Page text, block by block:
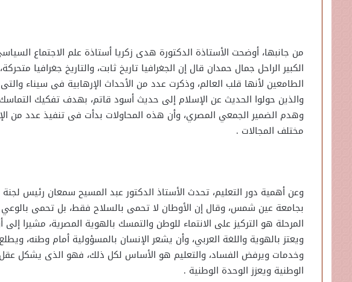
من جانبها، أوضحت الأستاذة الدكتورة هدى زكريا أستاذة علم الاجتماع
الكبير الراحل جمال حمدان قال إن الجغرافيا تاريخ ثابت، والتاريخ جغرافيا
الطامعين لأنها قلب العالم، وذكرت عدد من الأحداث الإرهابية فى
والذين حولوا الحديث عن الإسلام إلى حديث أسود قاتم، بهدف تفكيك
وهدم الضمير الجمعي المصري، وأن هذه المحاولات بدأت فى تنفيذ عدد من
مختلف المجالات .
وعن أهمية دور التعليم، تحدث الأستاذ الدكتور عبد المسيح سمعان رئيس لجنة
بجامعة عين شمس، وقال إن الأوطان لا تحمى بالسلاح فقط، بل تحمى
المرحلة هو التركيز على الانتماء للوطن والتمسك بالهوية المصرية، مشيرا
ويعتز بالهوية واللغة العربي، وأن يشعر الإنسان بالمسؤولية أمام وطنه،
وخدمات ويرفض الفساد، والتعليم هو الأساس لكل ذلك، فهو الذى يشكل عقل
الوطنية ويعزز الوحدة الوطنية .